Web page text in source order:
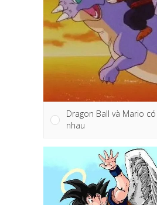
Dragon Ball và Mario
nhau